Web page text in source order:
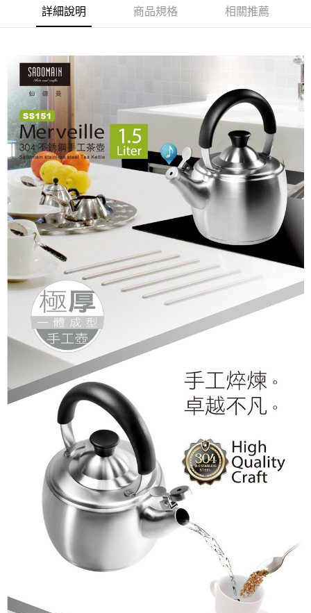
法說明評估內容。
2.透過簡訊連結打開帳單後，可選擇「超商條碼／台灣大直營門市／銀行轉
帳／街口支付／iPASS MONEY」等通路繳費。
【注意事項】
1.本服務係由「台灣大哥大股份有限公司」（以下簡稱本公司）所提供，讓
用戶於交易時，得透過本服務購買商品或服務，並由商店將買賣／分期付款
買賣價金債權讓與本公司後，依約使用本公司帳單繳交帳款。
2.基於同意付款使用「大哥付你分期」之契約關係目的，商店將以您的個人
資料（包含姓名、電話或地址）提供予台灣大哥大進項蒐集、處理及利用，
由本公司與您本人進行分期帳單所需資料之確認、核對及更正。
3.完整用戶服務條款，請詳閱以下連結：
https://oppay.tw/userRule
３．安心：先確認商品／服務後，再付款。
結帳頁面，進行簡訊認證並確認金額後，即可完成結帳。
２．訂單成立數日內，您將收到繳費通知簡訊。
３．收到繳費通知簡訊後14天內，點擊此簡訊中的連結，可透過四大超商／
ATM／網路銀行／等多元方式進行付款，方視為交易完成。
※ 請注意：結帳手續完成當下不需立刻繳費，但若您需要取消訂單，請聯絡
購買商品的店家。未經商家同意取消之訂單仍視為有效，需透過AFTEE先享
後付繳納相關費用。
※ 交易是否成功請以「AFTEE先享後付 」之結帳頁面顯示為準，若有關於
是否繳費成功／繳費後需取消欲退款等相關疑問，請聯繫「AFTEE先享後付
客戶支援中心」https://netprotections.freshdesk.com/support/home
【注意事項】
１．透過由恩沛科技股份有限公司提供之「AFTEE先享後付」服務完成之交
易，需依本服務之必要範圍內提供個人資料，並將交易相關給付款項請求債
權轉讓予恩沛科技股份有限公司。
２．關於個人資料處理事宜，請瀏覽以下網址：
https://aftee.tw/terms/#terms3
３．未成年的使用者請事先徵得法定代理人或監護人之同意方可使用
「AFTEE先享後付」，若未經同意申辦者引起之損失，本公司不負相關責
４．使用「AFTEE先享後付」時，將依據個別帳號之用戶狀況，依本公司即
時審查核予不同之上限額度；若仍有額度不足之情形，本公司將視審查結果
請求用戶進行身份認證。
５．嚴禁一人註冊多個帳號或使用他人資訊註冊。若發現惡意使用之情形，
恩沛科技股份有限公司將有權停止該用戶之使用額度並採取法律行動。
京站台北店客服中心(1F星巴克旁) 即日起不提供京站紙袋，取件時
請自備購物袋，若需購買紙袋可現場詢問
免運費
詳細說明 商品規格 相關推薦